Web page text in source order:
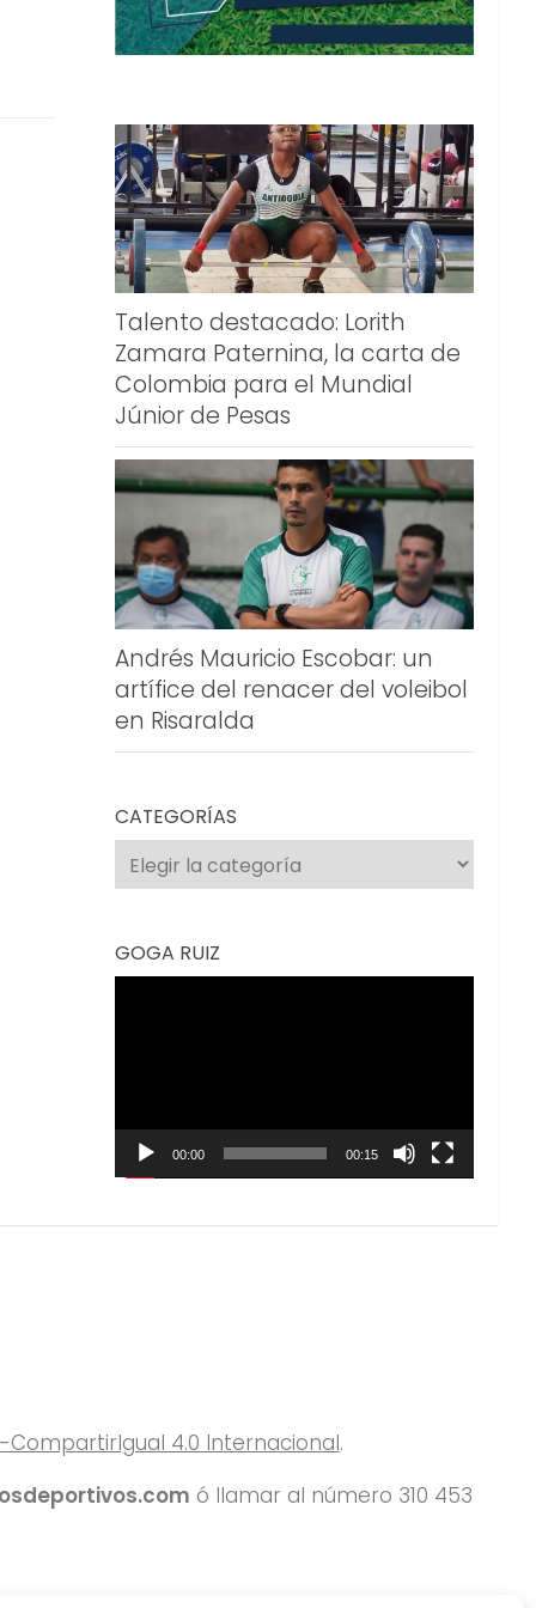
Talento destacado: Lorith
Zamara Paternina, la carta de
Colombia para el Mundial
Júnior de Pesas
Andrés Mauricio Escobar: un
artífice del renacer del voleibol
en Risaralda
CATEGORÍAS
Categorías
GOGA RUIZ
00:00 00:15
4.0 Internacional.
ó llamar al número 310 453